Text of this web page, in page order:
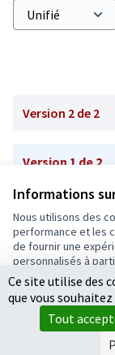
Informations
Nous utilisons des
performance et les
de fournir une
personnalisés à
Version 2 de 2
Version 1 de 2
Conditions
Paramètres des
Ecrivons Angers sur
(Lien externe)
Ecrivons
(Lien externe)
Ce site utilise des
que vous
Tout